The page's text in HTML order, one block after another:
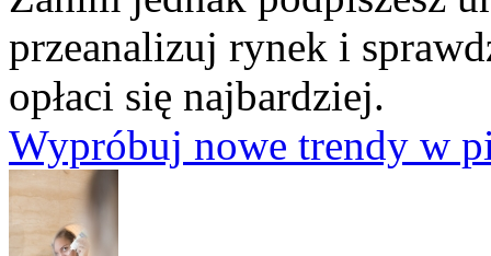
przeanalizuj rynek i
opłaci się najbardziej.
Wypróbuj nowe trendy w